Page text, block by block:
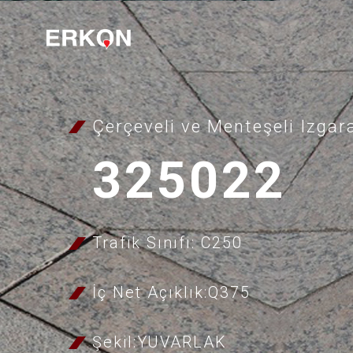
Çerçeveli ve Menteşeli
325022
Trafik Sınıfı: C250
İç Net Açıklık:Q375
Şekil:YUVARLAK